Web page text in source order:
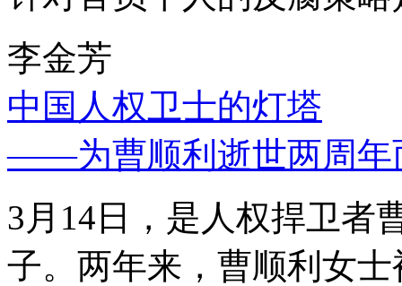
李金芳
中国人权卫士的灯塔
——为曹顺利逝世两周年
3月14日，是人权捍卫者
子。两年来，曹顺利女